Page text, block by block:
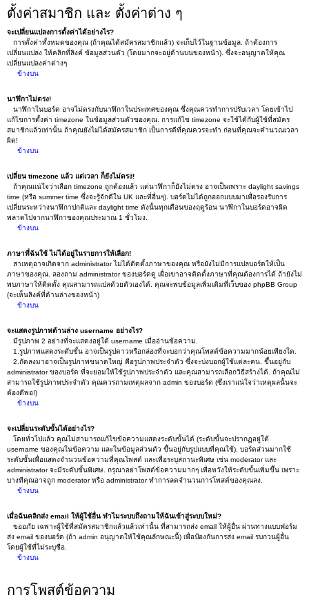
ตั้งค่าสมาชิก และ ตั้งค่าต่าง ๆ
จะเปลี่ยนแปลงการตั้งค่าได้อย่างไร?
การตั้งค่าทั้งหมดของคุณ (ถ้าคุณได้สมัครสมาชิกแล้ว) จะเก็บไว้ในฐานข้อมูล. ถ้าต้องการ
เปลี่ยนแปลง ให้คลิกที่ลิงค์ ข้อมูลส่วนตัว (โดยมากจะอยู่ด้านบนของหน้า). ซึ่งจะอนุญาตให้คุณ
เปลี่ยนแปลงค่าต่างๆ
ข้างบน
นาฬิกาไม่ตรง!
นาฬิกาในบอร์ด อาจไม่ตรงกับนาฬิกาในประเทศของคุณ ซึ่งคุณควรทำการปรับเวลา โดยเข้าไป
แก้ไขการตั้งค่า timezone ในข้อมูลส่วนตัวของคุณ. การแก้ไข timezone จะใช้ได้กับผู้ใช้ที่สมัคร
สมาชิกแล้วเท่านั้น ถ้าคุณยังไม่ได้สมัครสมาชิก เป็นการดีที่คุณควรจะทำ ก่อนที่คุณจะคำนวณเวลา
ผิด!
ข้างบน
เปลี่ยน timezone แล้ว แต่เวลา ก็ยังไม่ตรง!
ถ้าคุณแน่ใจว่าเลือก timezone ถูกต้องแล้ว แต่นาฬิกาก็ยังไม่ตรง อาจเป็นเพราะ daylight savings
time (หรือ summer time ซึ่งจะรู้จักดีใน UK และที่อื่นๆ). บอร์ดไม่ได้ถูกออกแบบมาเพื่อรองรับการ
เปลี่ยนระหว่างนาฬิกาปกติและ daylight time ดังนั้นทุกเดือนของฤดูร้อน นาฬิกาในบอร์ดอาจผิด
พลาดไปจากนาฬิกาของคุณประมาณ 1 ชั่วโมง.
ข้างบน
ภาษาที่ฉันใช้ ไม่ได้อยู่ในรายการให้เลือก!
สาเหตุอาจเกิดจาก administrator ไม่ได้ติดตั้งภาษาของคุณ หรือยังไม่มีการแปลบอร์ดให้เป็น
ภาษาของคุณ. ลองถาม administrator ของบอร์ดดู เผื่อเขาอาจติดตั้งภาษาที่คุณต้องการได้ ถ้ายังไม่
พบภาษาให้ติดตั้ง คุณสามารถแปลด้วยตัวเองได้. คุณจะพบข้อมูลเพิ่มเติมที่เว็บของ phpBB Group
(จะเห็นลิงค์ที่ด้านล่างของหน้า)
ข้างบน
จะแสดงรูปภาพด้านล่าง username อย่างไร?
มีรูปภาพ 2 อย่างที่จะแสดงอยู่ใต้ username เมื่ออ่านข้อความ.
1.รูปภาพแสดงระดับขั้น อาจเป็นรูปดาวหรือกล่องที่จะบอกว่าคุณโพสต์ข้อความมากน้อยเพียงใด.
2.ถัดลงมาอาจเป็นรูปภาพขนาดใหญ่ คือรูปภาพประจำตัว ซึ่งจะบ่งบอกผู้ใช้แต่ละคน. ขึ้นอยู่กับ
administrator ของบอร์ด ที่จะยอมให้ใช้รูปภาพประจำตัว และคุณสามารถเลือกวิธีสร้างได้. ถ้าคุณไม่
สามารถใช้รูปภาพประจำตัว คุณควรถามเหตุผลจาก admin ของบอร์ด (ซึ่งเราแน่ใจว่าเหตุผลนั้นจะ
ต้องดีพอ!)
ข้างบน
จะเปลี่ยนระดับขั้นได้อย่างไร?
โดยทั่วไปแล้ว คุณไม่สามารถแก้ไขข้อความแสดงระดับขั้นได้ (ระดับขั้นจะปรากฏอยู่ใต้
username ของคุณในข้อความ และในข้อมูลส่วนตัว ขึ้นอยู่กับรูปแบบที่คุณใช้). บอร์ดส่วนมากใช้
ระดับขั้นเพื่อแสดงจำนวนข้อความที่คุณโพสต์ และเพื่อระบุสถานะพิเศษ เช่น moderator และ
administrator จะมีระดับขั้นพิเศษ. กรุณาอย่าโพสต์ข้อความมากๆ เพื่อหวังให้ระดับขั้นเพิ่มขึ้น เพราะ
บางทีคุณอาจถูก moderator หรือ administrator ทำการลดจำนวนการโพสต์ของคุณลง.
ข้างบน
เมื่อฉันคลิกส่ง email ให้ผู้ใช้อื่น ทำไมระบบถึงถามให้ฉันเข้าสู่ระบบใหม่?
ขออภัย เฉพาะผู้ใช้ที่สมัครสมาชิกแล้วแล้วเท่านั้น ที่สามารถส่ง email ให้ผู้อื่น ผ่านทางแบบฟอร์ม
ส่ง email ของบอร์ด (ถ้า admin อนุญาตให้ใช้คุณลักษณะนี้) เพื่อป้องกันการส่ง email รบกวนผู้อื่น
โดยผู้ใช้ที่ไม่ระบุชื่อ.
ข้างบน
การโพสต์ข้อความ